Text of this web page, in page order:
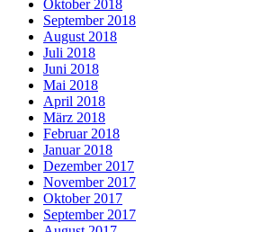
Oktober 2018
September 2018
August 2018
Juli 2018
Juni 2018
Mai 2018
April 2018
März 2018
Februar 2018
Januar 2018
Dezember 2017
November 2017
Oktober 2017
September 2017